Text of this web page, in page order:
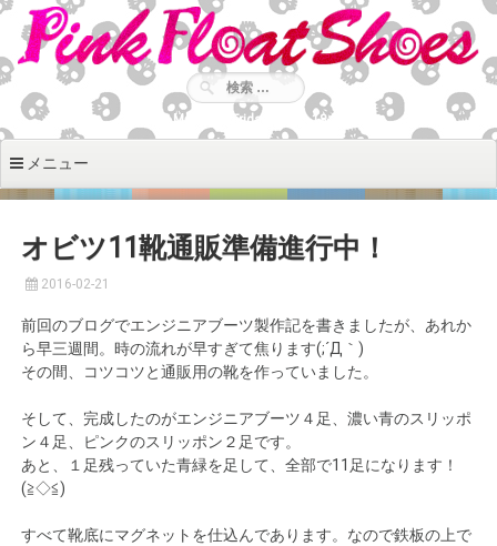
コ
テ
ン
へ
動
Monday - Friday: 9:00 - 18:30
メニュー
オビツ11靴通販準備進行中！
2016-02-21
前回のブログでエンジニアブーツ製作記を書きましたが、あれか
ら早三週間。時の流れが早すぎて焦ります(;´Д｀)
その間、コツコツと通販用の靴を作っていました。
そして、完成したのがエンジニアブーツ４足、濃い青のスリッポ
ン４足、ピンクのスリッポン２足です。
あと、１足残っていた青緑を足して、全部で11足になります！
(≧◇≦)
すべて靴底にマグネットを仕込んであります。なので鉄板の上で